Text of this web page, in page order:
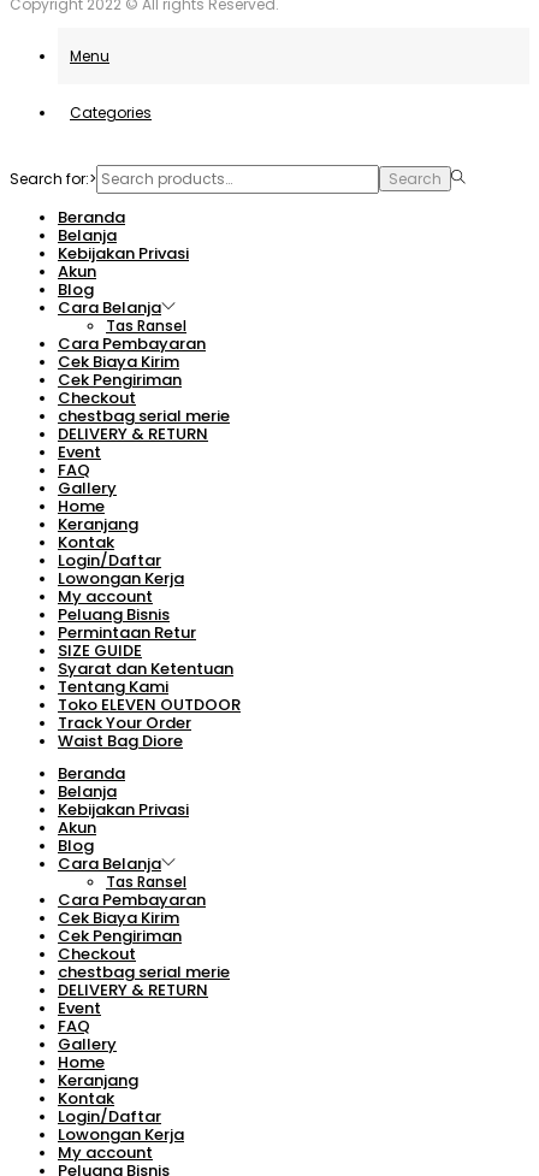
Menu
Categories
Search for:> Search
Beranda
Belanja
Kebijakan Privasi
Akun
Blog
Cara Belanja
Tas Ransel
Cara Pembayaran
Cek Biaya Kirim
Cek Pengiriman
Checkout
chestbag serial merie
DELIVERY & RETURN
Event
FAQ
Gallery
Home
Keranjang
Kontak
Login/Daftar
Lowongan Kerja
My account
Peluang Bisnis
Permintaan Retur
SIZE GUIDE
Syarat dan Ketentuan
Tentang Kami
Toko ELEVEN OUTDOOR
Track Your Order
Waist Bag Diore
Beranda
Belanja
Kebijakan Privasi
Akun
Blog
Cara Belanja
Tas Ransel
Cara Pembayaran
Cek Biaya Kirim
Cek Pengiriman
Checkout
chestbag serial merie
DELIVERY & RETURN
Event
FAQ
Gallery
Home
Keranjang
Kontak
Login/Daftar
Lowongan Kerja
My account
Peluang Bisnis